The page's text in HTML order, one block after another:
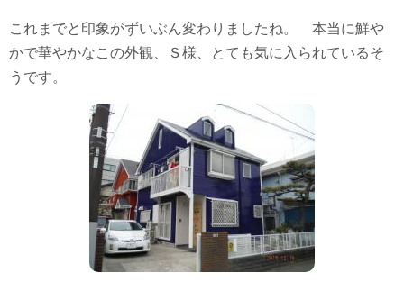
これまでと印象がずいぶん変わりましたね。 本当に鮮や
かで華やかなこの外観、Ｓ様、とても気に入られているそ
うです。